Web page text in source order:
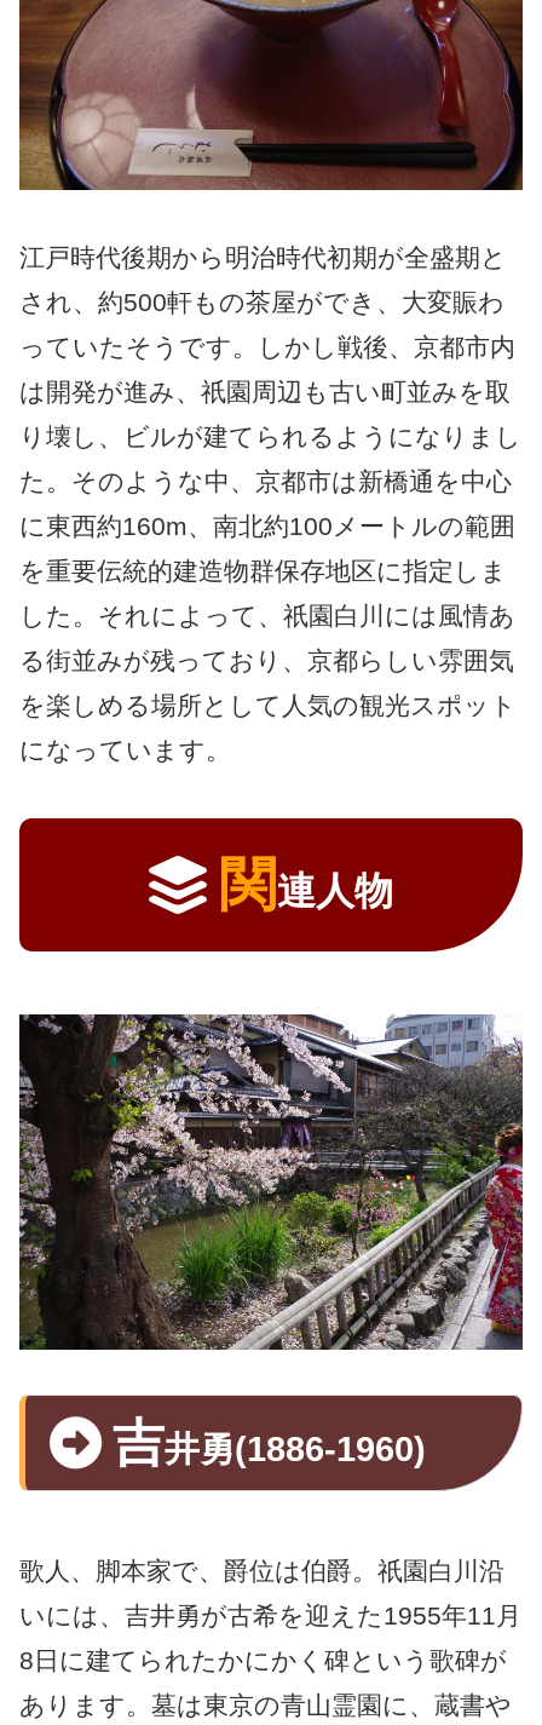
江戸時代後期から明治時代初期が全盛期と
され、約500軒もの茶屋ができ、大変賑わ
っていたそうです。しかし戦後、京都市内
は開発が進み、祇園周辺も古い町並みを取
り壊し、ビルが建てられるようになりまし
た。そのような中、京都市は新橋通を中心
に東西約160m、南北約100メートルの範囲
を重要伝統的建造物群保存地区に指定しま
した。それによって、祇園白川には風情あ
る街並みが残っており、京都らしい雰囲気
を楽しめる場所として人気の観光スポット
になっています。
関連人物
吉井勇(1886-1960)
歌人、脚本家で、爵位は伯爵。祇園白川沿
いには、吉井勇が古希を迎えた1955年11月
8日に建てられたかにかく碑という歌碑が
あります。墓は東京の青山霊園に、蔵書や